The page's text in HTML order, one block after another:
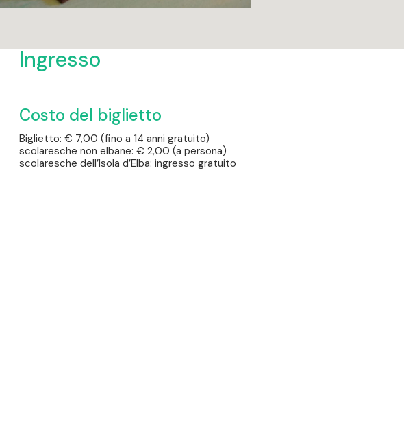
Ingresso
Costo del biglietto
Biglietto: € 7,00 (fino a 14 anni gratuito)
scolaresche non elbane: € 2,00 (a persona)
scolaresche dell’Isola d’Elba: ingresso gratuito